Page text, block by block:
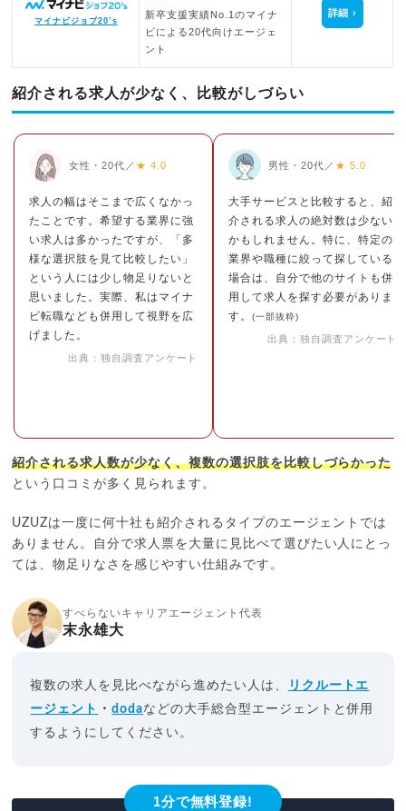
マイナビジョブ20’s
新卒支援実績No.1のマイナ
ビによる20代向けエージェ
ント
詳細
紹介される求人が少なく、比較がしづらい
女性・20代／ ★ 4.0
求人の幅はそこまで広くなかっ
たことです。希望する業界に強
い求人は多かったですが、「多
様な選択肢を見て比較したい」
という人には少し物足りないと
思いました。実際、私はマイナ
ビ転職なども併用して視野を広
げました。
出典：独自調査アンケート
男性・20代／ ★ 5.0
大手サービスと比較すると、紹
介される求人の絶対数は少ない
かもしれません。特に、特定の
業界や職種に絞って探している
場合は、自分で他のサイトも併
用して求人を探す必要がありま
す。(一部抜粋)
出典：独自調査アンケート
紹介される求人数が少なく、複数の選択肢を比較しづらかった
という口コミが多く見られます。
UZUZは一度に何十社も紹介されるタイプのエージェントでは
ありません。自分で求人票を大量に見比べて選びたい人にとっ
ては、物足りなさを感じやすい仕組みです。
すべらないキャリアエージェント代表
末永雄大
複数の求人を見比べながら進めたい人は、
リクルートエ
ージェント
・dodaなどの大手総合型エージェントと併用
するようにしてください。
1分で無料登録!